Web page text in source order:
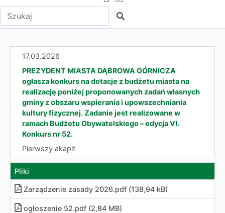
Wpisz tekst do wyszukania Szukaj
17.03.2026
PREZYDENT MIASTA DĄBROWA GÓRNICZA
ogłasza konkurs na dotacje z budżetu miasta na
realizację poniżej proponowanych zadań własnych
gminy z obszaru wspierania i upowszechniania
kultury fizycznej. Zadanie jest realizowane w
ramach Budżetu Obywatelskiego – edycja VI.
Konkurs nr 52.
Pierwszy akapit
Pliki
Zarządzenie zasady 2026.pdf (138,94 kB)
ogłoszenie 52.pdf (2,84 MB)